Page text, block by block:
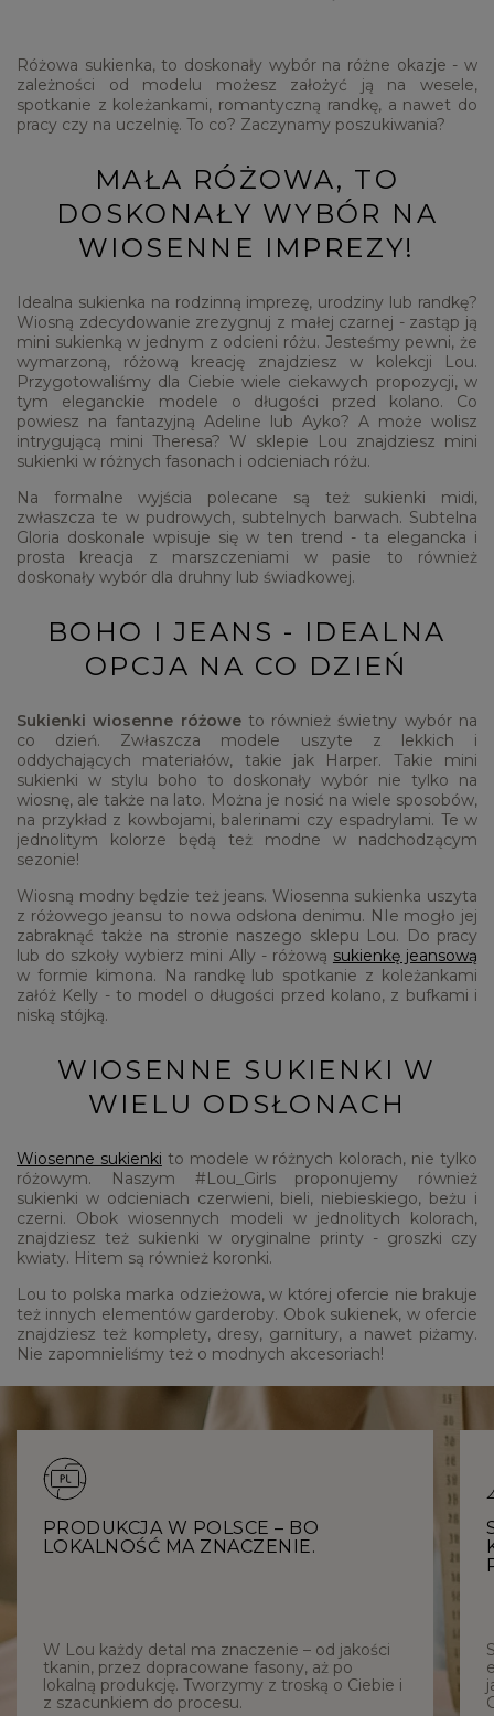
Różowa sukienka, to doskonały wybór na różne okazje - w
zależności od modelu możesz założyć ją na wesele,
spotkanie z koleżankami, romantyczną randkę, a nawet do
pracy czy na uczelnię. To co? Zaczynamy poszukiwania?
MAŁA RÓŻOWA, TO
DOSKONAŁY WYBÓR NA
WIOSENNE IMPREZY!
Idealna sukienka na rodzinną imprezę, urodziny lub randkę?
Wiosną zdecydowanie zrezygnuj z małej czarnej - zastąp ją
mini sukienką w jednym z odcieni różu. Jesteśmy pewni, że
wymarzoną, różową kreację znajdziesz w kolekcji Lou.
Przygotowaliśmy dla Ciebie wiele ciekawych propozycji, w
tym eleganckie modele o długości przed kolano. Co
powiesz na fantazyjną Adeline lub Ayko? A może wolisz
intrygującą mini Theresa? W sklepie Lou znajdziesz mini
sukienki w różnych fasonach i odcieniach różu.
Na formalne wyjścia polecane są też sukienki midi,
zwłaszcza te w pudrowych, subtelnych barwach. Subtelna
Gloria doskonale wpisuje się w ten trend - ta elegancka i
prosta kreacja z marszczeniami w pasie to również
doskonały wybór dla druhny lub świadkowej.
BOHO I JEANS - IDEALNA
OPCJA NA CO DZIEŃ
Sukienki wiosenne różowe to również świetny wybór na
co dzień. Zwłaszcza modele uszyte z lekkich i
oddychających materiałów, takie jak Harper. Takie mini
sukienki w stylu boho to doskonały wybór nie tylko na
wiosnę, ale także na lato. Można je nosić na wiele sposobów,
na przykład z kowbojami, balerinami czy espadrylami. Te w
jednolitym kolorze będą też modne w nadchodzącym
sezonie!
Wiosną modny będzie też jeans. Wiosenna sukienka uszyta
z różowego jeansu to nowa odsłona denimu. NIe mogło jej
zabraknąć także na stronie naszego sklepu Lou. Do pracy
lub do szkoły wybierz mini Ally - różową sukienkę jeansową
w formie kimona. Na randkę lub spotkanie z koleżankami
załóż Kelly - to model o długości przed kolano, z bufkami i
niską stójką.
WIOSENNE SUKIENKI W
WIELU ODSŁONACH
Wiosenne sukienki to modele w różnych kolorach, nie tylko
różowym. Naszym #Lou_Girls proponujemy również
sukienki w odcieniach czerwieni, bieli, niebieskiego, beżu i
czerni. Obok wiosennych modeli w jednolitych kolorach,
znajdziesz też sukienki w oryginalne printy - groszki czy
kwiaty. Hitem są również koronki.
Lou to polska marka odzieżowa, w której ofercie nie brakuje
też innych elementów garderoby. Obok sukienek, w ofercie
znajdziesz też komplety, dresy, garnitury, a nawet piżamy.
Nie zapomnieliśmy też o modnych akcesoriach!
PRODUKCJA W POLSCE – BO
LOKALNOŚĆ MA ZNACZENIE.
W Lou każdy detal ma znaczenie – od jakości
tkanin, przez dopracowane fasony, aż po
lokalną produkcję. Tworzymy z troską o Ciebie i
z szacunkiem do procesu.